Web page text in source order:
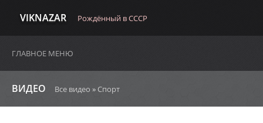
VIKNAZAR Рождённый в СССР
ГЛАВНОЕ МЕНЮ
ВИДЕО Все видео » Спорт